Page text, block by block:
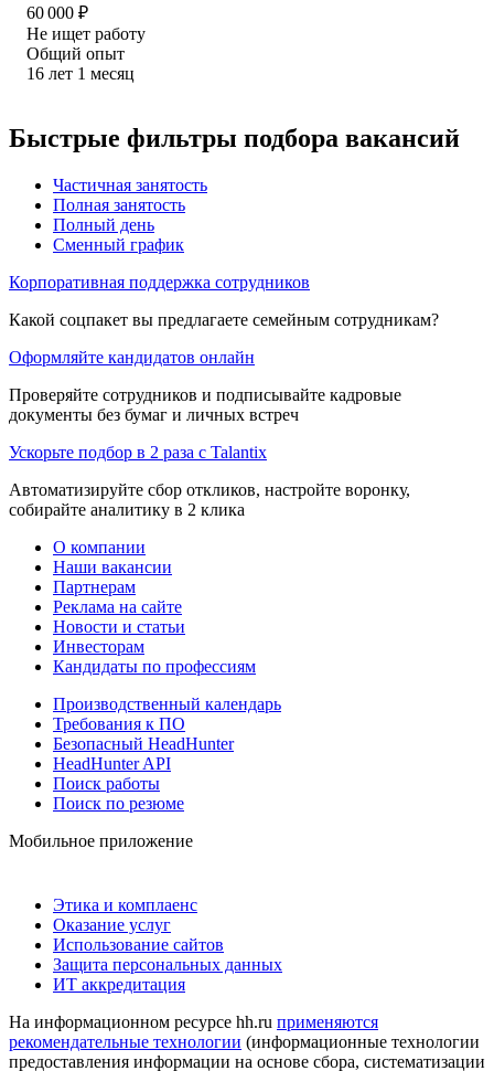
60 000 ₽
Не ищет работу
Общий опыт
16 лет 1 месяц
Быстрые фильтры подбора вакансий
Частичная занятость
Полная занятость
Полный день
Сменный график
Корпоративная поддержка сотрудников
Какой соцпакет вы предлагаете семейным сотрудникам?
Оформляйте кандидатов онлайн
Проверяйте сотрудников и подписывайте кадровые
документы без бумаг и личных встреч
Ускорьте подбор в 2 раза с Talantix
Автоматизируйте сбор откликов, настройте воронку,
собирайте аналитику в 2 клика
О компании
Наши вакансии
Партнерам
Реклама на сайте
Новости и статьи
Инвесторам
Кандидаты по профессиям
Производственный календарь
Требования к ПО
Безопасный HeadHunter
HeadHunter API
Поиск работы
Поиск по резюме
Мобильное приложение
Этика и комплаенс
Оказание услуг
Использование сайтов
Защита персональных данных
ИТ аккредитация
На информационном ресурсе hh.ru применяются
рекомендательные технологии (информационные технологии
предоставления информации на основе сбора, систематизации